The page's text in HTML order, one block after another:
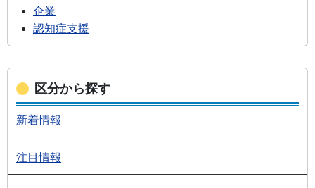
企業
認知症支援
区分から探す
新着情報
注目情報